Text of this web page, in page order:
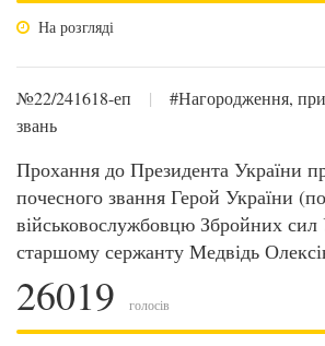
На розгляді
№22/241618-еп |
#Нагородження,
звань
Прохання до Президента України
почесного звання Герой України
військовослужбовцю Збройних сил
старшому сержанту Медвідь
26019 голосів